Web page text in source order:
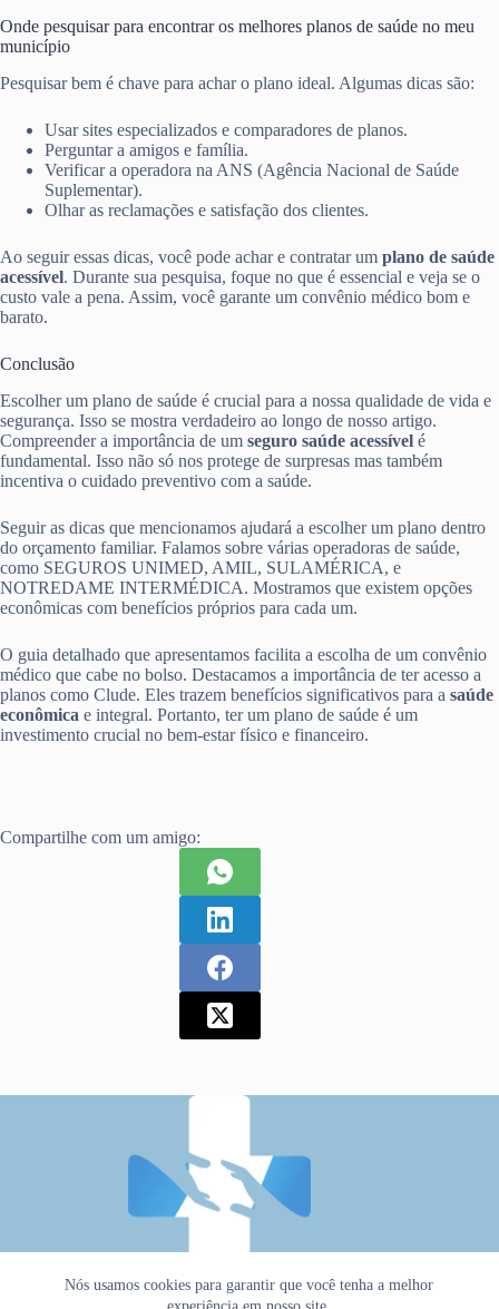
Nós usamos cookies para garantir que você tenha a melhor
Onde pesquisar para encontrar os melhores planos de saúde no meu
município
Pesquisar bem é chave para achar o plano ideal. Algumas dicas são:
Usar sites especializados e comparadores de planos.
Perguntar a amigos e família.
Verificar a operadora na ANS (Agência Nacional de Saúde
Suplementar).
Olhar as reclamações e satisfação dos clientes.
Ao seguir essas dicas, você pode achar e contratar um plano de saúde
acessível. Durante sua pesquisa, foque no que é essencial e veja se o
custo vale a pena. Assim, você garante um convênio médico bom e
barato.
Conclusão
Escolher um plano de saúde é crucial para a nossa qualidade de vida e
segurança. Isso se mostra verdadeiro ao longo de nosso artigo.
Compreender a importância de um seguro saúde acessível é
fundamental. Isso não só nos protege de surpresas mas também
incentiva o cuidado preventivo com a saúde.
Seguir as dicas que mencionamos ajudará a escolher um plano dentro
do orçamento familiar. Falamos sobre várias operadoras de saúde,
como SEGUROS UNIMED, AMIL, SULAMÉRICA, e
NOTREDAME INTERMÉDICA. Mostramos que existem opções
econômicas com benefícios próprios para cada um.
O guia detalhado que apresentamos facilita a escolha de um convênio
médico que cabe no bolso. Destacamos a importância de ter acesso a
planos como Clude. Eles trazem benefícios significativos para a saúde
econômica e integral. Portanto, ter um plano de saúde é um
investimento crucial no bem-estar físico e financeiro.
Compartilhe com um amigo: